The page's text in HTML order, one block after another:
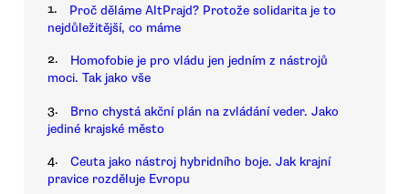
1.
Proč děláme AltPrajd? Protože solidarita je to
nejdůležitější, co máme
2.
Homofobie je pro vládu jen jedním z nástrojů
moci. Tak jako vše
3.
Brno chystá akční plán na zvládání veder. Jako
jediné krajské město
4.
Ceuta jako nástroj hybridního boje. Jak krajní
pravice rozděluje Evropu